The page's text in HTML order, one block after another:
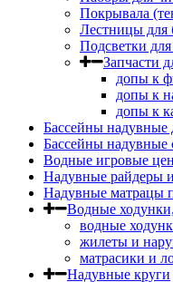
Покрывала
Лестницы для
Подсветки
Запчасти
допы к
допы к
допы к
Бассейны надувные
Бассейны надувные
Водные игровые
Надувные райдеры
Надувные матрацы
Водные
водные
жилеты и
матрасики и
Надувные круги